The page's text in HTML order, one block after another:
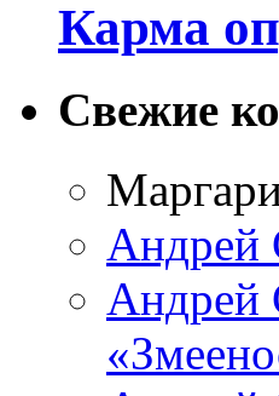
Карма
Свежие
Андрей
Андрей